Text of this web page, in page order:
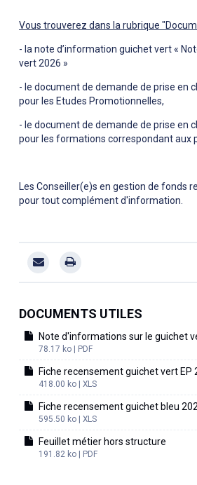
Vous trouverez dans la rubrique
- la note d’information guichet vert «
vert 2026 »
- le document de demande de prise en
pour les Etudes Promotionnelles,
- le document de demande de prise en
pour les formations correspondant aux
Les Conseiller(e)s en gestion de fonds
pour tout complément d'information.
DOCUMENTS UTILES
Note d'informations sur le guichet
78.17 ko | PDF
Fiche recensement guichet vert EP
418.00 ko | XLS
Fiche recensement guichet bleu
595.50 ko | XLS
Feuillet métier hors structure
191.82 ko | PDF